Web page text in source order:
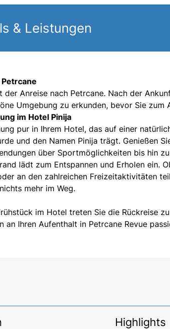
& Leistungen
der Anreise nach Petrcane. Nach der
Umgebung zu erkunden, bevor Sie zum
im Hotel Pinija
pur in Ihrem Hotel, das auf einer
und den Namen Pinija trägt. Genießen
über Sportmöglichkeiten bis hin
lädt zum Entspannen und Erholen ein.
an den zahlreichen Freizeitaktivitäten
mehr im Weg.
im Hotel treten Sie die Rückreise
an Ihren Aufenthalt in Petrcane Revue
Highlights